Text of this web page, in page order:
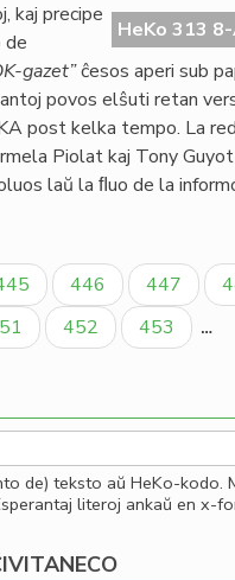
HeKo 313
kaj precipe
de
gazet”ĉesos aperi sub
povos elŝuti retan
post kelka tempo. La
Piolat kaj Tony
laŭ la ﬂuo de la
Paĝo
446 Paĝo
447
Paĝo
452 Paĝo
453 …
de) teksto aŭ HeKo-kodo.
literoj ankaŭ en x-